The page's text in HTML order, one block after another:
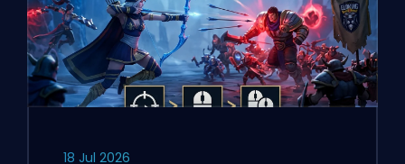
18 Jul 2026